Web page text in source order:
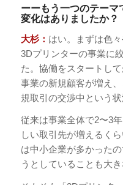
ーーもう一つのテーマ
変化はありましたか？
大杉： はい。まずは色
3Dプリンターの事業に
た。協働をスタートし
事業の新規顧客が増え
規取引の交渉中という状
従来は事業全体で2〜3
しい取引先が増えるく
は中小企業が多かった
うとしていることも大